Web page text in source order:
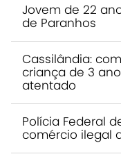
Jovem de 22
de Paranhos
Cassilândia:
criança de 3
atentado
Polícia Federal
comércio ilegal